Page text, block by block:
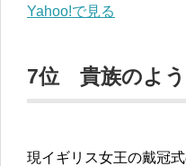
Yahoo!で見る
7位 貴族のよう
現イギリス女王の戴冠